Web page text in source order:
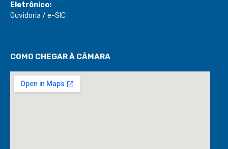
Eletrônico:
Ouvidoria / e-SIC
COMO CHEGAR À CÂMARA